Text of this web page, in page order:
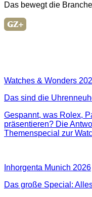
Das bewegt die Branche
Watches & Wonders
Das sind die
Gespannt, was Rolex,
präsentieren? Die
Themenspecial zur
Inhorgenta Munich 2026
Das große Special: